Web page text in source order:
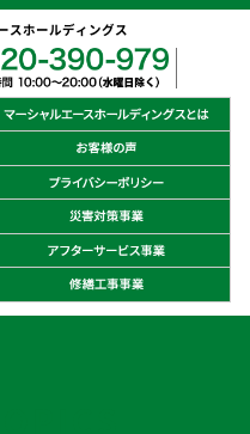
スホールディングス